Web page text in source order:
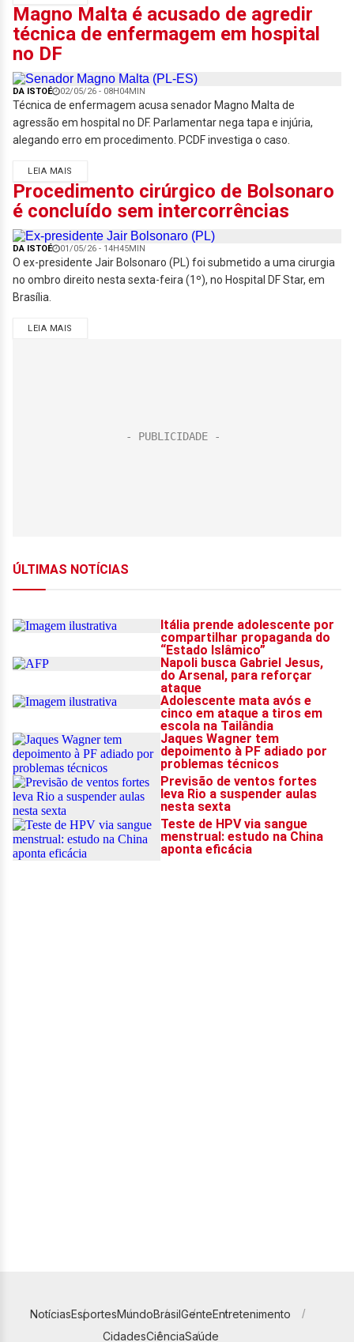
Magno Malta é acusado de agredir
técnica de enfermagem em hospital
no DF
DA ISTOÉ 02/05/26 - 08H04MIN
Técnica de enfermagem acusa senador Magno Malta de
agressão em hospital no DF. Parlamentar nega tapa e injúria,
alegando erro em procedimento. PCDF investiga o caso.
LEIA MAIS
Procedimento cirúrgico de Bolsonaro
é concluído sem intercorrências
DA ISTOÉ 01/05/26 - 14H45MIN
O ex-presidente Jair Bolsonaro (PL) foi submetido a uma cirurgia
no ombro direito nesta sexta-feira (1º), no Hospital DF Star, em
Brasília.
LEIA MAIS
NotíciasEsportesMundoBrasilGenteEntretenimento
CidadesCiênciaSaúde